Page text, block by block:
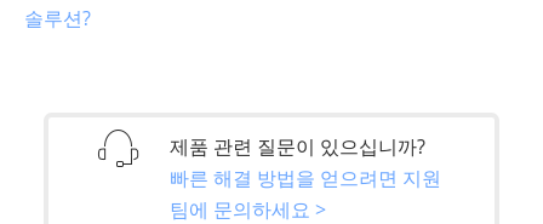
솔루션?
제품 관련 질문이 있으십니까?
빠른 해결 방법을 얻으려면 지원
팀에 문의하세요 >